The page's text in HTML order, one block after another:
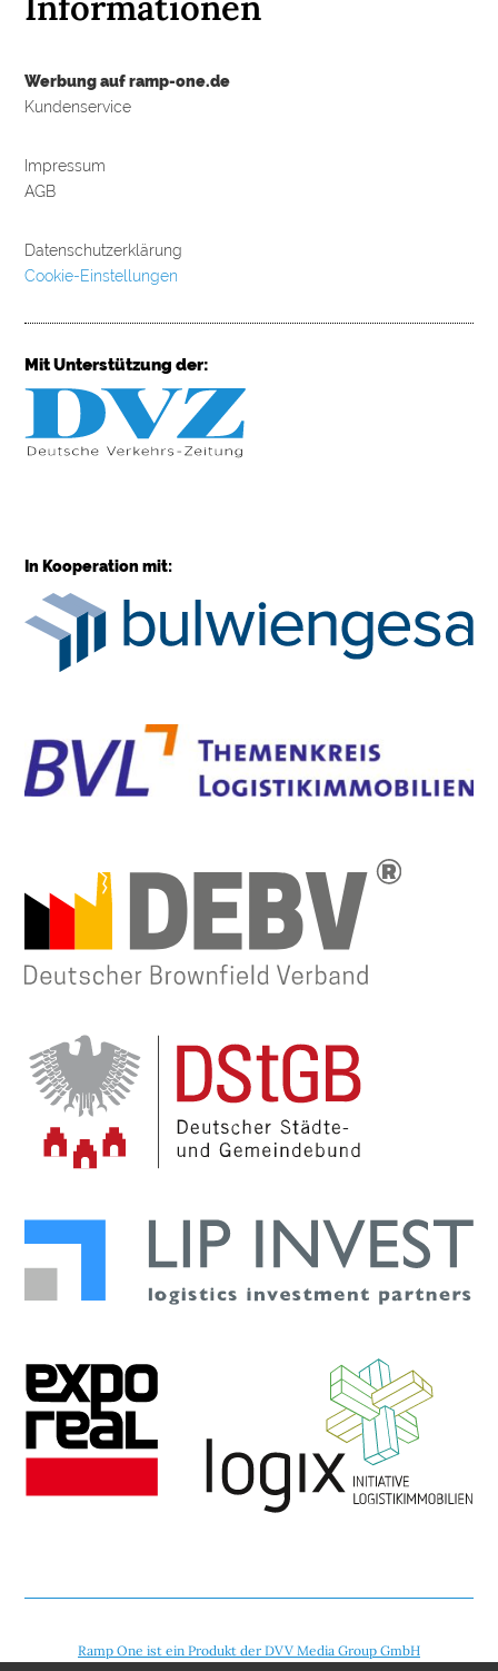
Werbung auf ramp-one.de
Kundenservice
Impressum
AGB
Datenschutzerklärung
Cookie-Einstellungen
Mit Unterstützung der:
In Kooperation mit:
Ramp One ist ein Produkt der DVV Media Group GmbH